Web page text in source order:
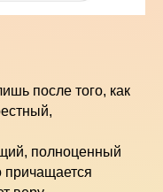
после того, как
полноценный
причащается